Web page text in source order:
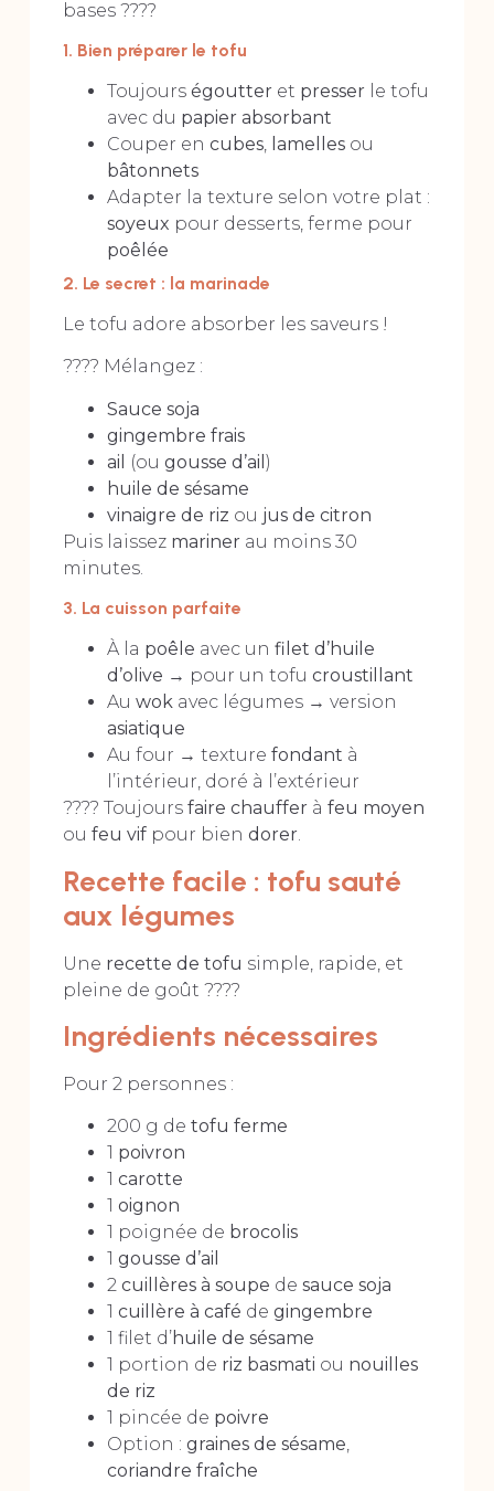
bases ????
1. Bien préparer le tofu
Toujours égoutter et presser le tofu
avec du papier absorbant
Couper en cubes, lamellesou
bâtonnets
Adapter la texture selon votre plat :
soyeux pour desserts, ferme pour
poêlée
2. Le secret : la marinade
Le tofu adore absorber les saveurs !
???? Mélangez :
Sauce soja
gingembre frais
ail
(ou gousse d’ail )
huile de sésame
vinaigre de riz ou jus de citron
Puis laissez mariner au moins 30
minutes.
3. La cuisson parfaite
À la poêle avec un filet d’huile
d’olive → pour un tofu croustillant
Au wokavec légumes → version
asiatique
Au four → texture fondant à
l’intérieur, doré à l’extérieur
???? Toujours faire chauffer à feu moyen
ou feu vifpour bien dorer.
Recette facile : tofu sauté
aux légumes
Une recette de tofu simple, rapide, et
pleine de goût ????
Ingrédients nécessaires
Pour 2 personnes :
200 g de tofu ferme
1 poivron
1 carotte
1 oignon
1 poignée de brocolis
1 gousse d’ail
2 cuillères à soupe de sauce soja
1 cuillère à café de gingembre
1 filet d’huile de sésame
1 portion de riz basmati ou nouilles
de riz
1 pincée de poivre
Option : graines de sésame,
coriandre fraîche